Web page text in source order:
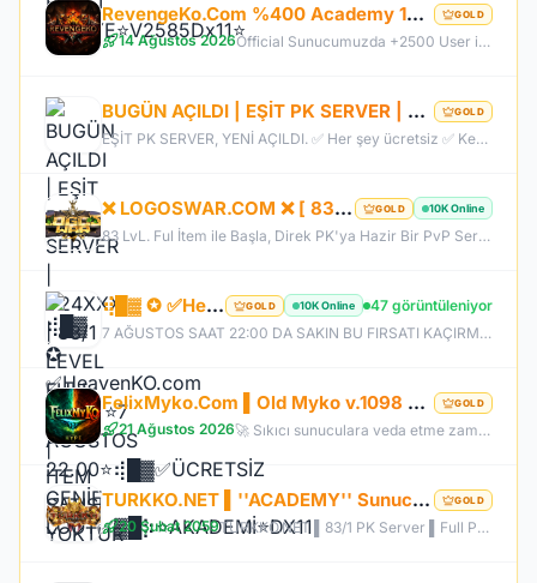
RevengeKo.Com %400 Academy 14 Ağustos 2026 | v.2585 Light Farm | 1500 TL Değerinde VIP Paket Hediye GOLD
14 Ağustos 2026 Official Sunucumuzda +2500 User ile sorunsuz bir şekilde sunucumuzu aktif ettik. Aktif edilen sunucumuza geç kalmış veya başlayamayan oyuncularımız için 2. Akademi Sunucumuz 14 Ağustos Cuma günü Aktif Edilecektir. %400 DROP , %400 EXP , %400 Coins Drobu olarak sunucu 14 ağustosda academy olarak aktif edilecektir. Sunucumuz 1 Lv aktif edilmesine rağmen oyuncularımızın geri kalmaması için Akademi sunucumuz 83 Lv Başlangıç Full Skill olarak aktif edilecektir.
BUGÜN AÇILDI | EŞİT PK SERVER | V24XXX | 83/1 LEVEL FULL İTEM | İTEM SATIŞI YOKTUR GOLD
EŞİT PK SERVER, YENİ AÇILDI. ✅ Her şey ücretsiz ✅ Kesinlikle item satışı yok ✅ Herkes eşit şartlarda başlayacak ✅ JR, BDW, Chaos ve savaş etkinlikleri aktif ✅ Kalabalık ve rekabetçi PK ortamı Bu cumartesi saat 21:00’da yeniden bizimle olun. Arkadaşlarınızı da davet edin, hep birlikte daha güçlü ve daha kalabalık bir başlangıç yapalım! Desteğiniz ve anlayışınız için teşekkür ederiz.
❌ LOGOSWAR.COM ❌ [ 83/1 ] PK SERVER ▌FULL ITEM BAŞLANGIÇ ▌Adım Atamayacağın Kadar Kalabalık GOLD 10K Online
83 LvL. Ful İtem ile Başla, Direk PK'ya Hazir Bir PvP Server, Full Pus'da Hediye, 10.000 Oyuncu Kitlesi ile Türkiye'nin En Kalabalık PK Serveri, Sizlerde Hemen Yerinizi Alın.
⢾█▓ ✪ ✅HeavenKO.com ✅▓█⡷⭐7 AĞUSTOS 22.00⭐⢾█▓✅ÜCRETSİZ GENİE LOOT✅▓█⡷⭐AKADEMİ⭐DX11 GOLD 10K Online
47 görüntüleniyor
7 AĞUSTOS SAAT 22:00 DA SAKIN BU FIRSATI KAÇIRMA! BİZİMLE YOLA ÇIKAN HERKES BUGÜN İPTAL! BİZ İSE 6.AYIMIZI DEVİRDİK, İLK GÜNKİ GİBİ GEÇ KALMAYACAĞIN TEK SİSTEM!
FelixMyko.Com ▌Old Myko v.1098 ▌70 Level CAP ▌Official : 21 Ağustos Cuma 22:00 ▌Starter Paket Bizden GOLD
21 Ağustos 2026 🚀 Sıkıcı sunuculara veda etme zamanı geldi! ⭐ Parlayan yıldız: FelixMyko! 💰 Sürekli kazandıran yapısı, bitmek bilmeyen Farm ve PK heyecanıyla eski MyKO ruhunu yeniden yaşamaya hazır ol! 📅 Açılış: 21 Ağustos Cuma – 🕙 22:00 🌐 Adres: FelixMyko.com 🎁 2.000 TL bakiye değerinde Starter Paket HEDİYE! 🔑 Starter Paket Kodu: 99998888777766665555 🌐 Panel: https://www.felixmyko.com 👉 Discord: http://discord.gg/MYACS 🟢 WhatsApp: https://wp.felixmyko.com ⚔️ Eski günlerin efsane savaşlarını, dostluk
TURKKO.NET ▌''ACADEMY'' Sunucusu 10 TEMMUZ Time 22:00 ▌Ücretsiz Full Pus Başlangıç ▌83/5 PK Server GOLD
20 Şubat 2059 TURKKO.NET ▌83/1 PK Server ▌Full Pus Başlangıç ▌x64 Bit Client dx11 ▌ 2009'dan Bu Yana Aynı Heyecan!